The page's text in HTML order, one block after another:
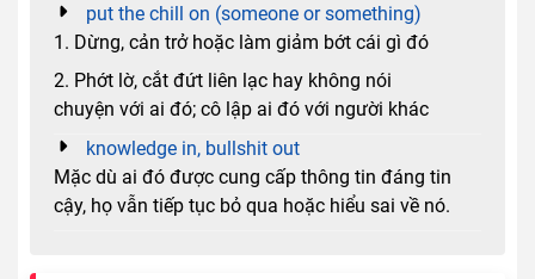
put the chill on (someone or something)
1. Dừng, cản trở hoặc làm giảm bớt cái gì đó
2. Phớt lờ, cắt đứt liên lạc hay không nói
chuyện với ai đó; cô lập ai đó với người khác
knowledge in, bullshit out
Mặc dù ai đó được cung cấp thông tin đáng tin
cậy, họ vẫn tiếp tục bỏ qua hoặc hiểu sai về nó.